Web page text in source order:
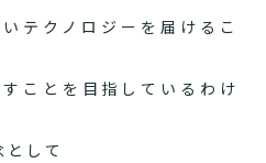
テクノロジーを届けるこ
ことを目指しているわけ
して